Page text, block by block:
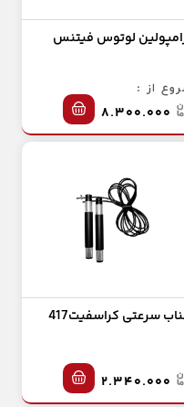
لوتوس فیتنس
از :
سرعتی کراسفیت417